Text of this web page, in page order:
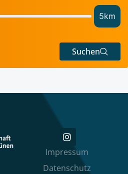
5km
Suchen
Impressum
Datenschutz